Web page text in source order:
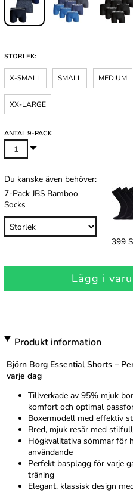
STORLEK:
X-SMALL SMALL MEDIUM
XX-LARGE
ANTAL 9-PACK
Du kanske även behöver:
7-Pack JBS Bamboo
Socks
399
Lägg i
Produkt information
Björn Borg Essential Shorts –
varje dag
Tillverkade av 95% mjuk
komfort och optimal
Boxermodell med effektiv
Bred, mjuk resår med
Högkvalitativa sömmar för
användande
Perfekt basplagg för varje
träning
Elegant, klassisk design